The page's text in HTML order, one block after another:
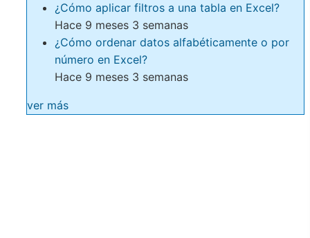
¿Cómo aplicar filtros a una tabla en Excel?
Hace 9 meses 3 semanas
¿Cómo ordenar datos alfabéticamente o por
número en Excel?
Hace 9 meses 3 semanas
ver más